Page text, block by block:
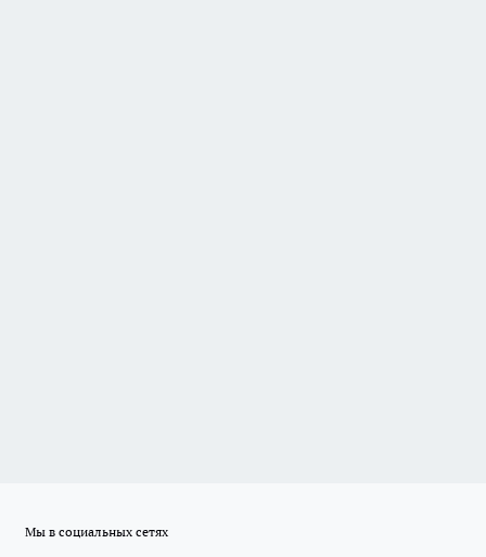
Мы в социальных сетях